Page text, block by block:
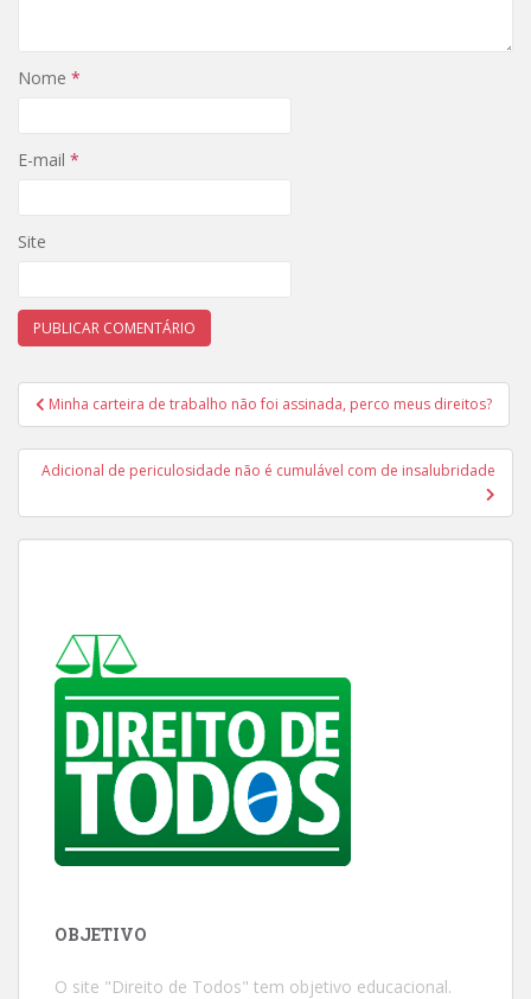
Nome *
E-mail *
Site
Navegação
de
Post
Minha carteira de trabalho não foi assinada, perco meus direitos?
Adicional de periculosidade não é cumulável com de insalubridade
OBJETIVO
O site "Direito de Todos" tem objetivo educacional.